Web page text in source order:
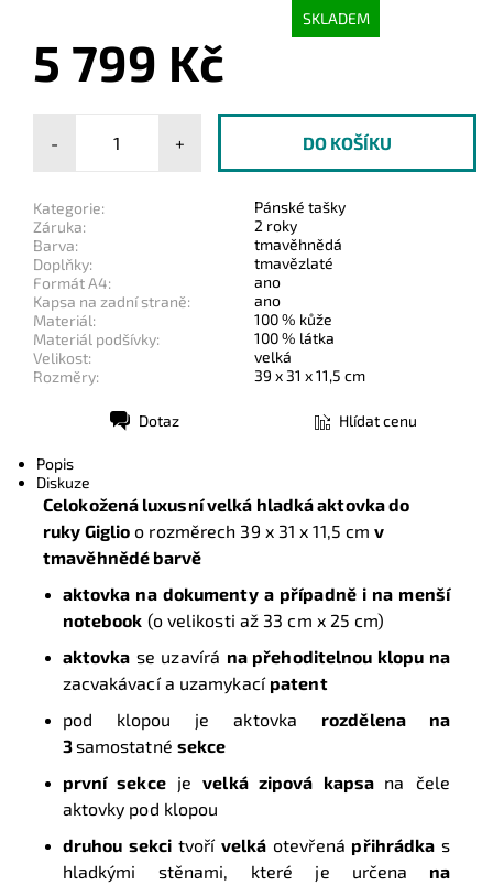
SKLADEM
5 799 Kč
- +
Kategorie:
Pánské tašky
Záruka:
2 roky
Barva:
tmavěhnědá
Doplňky:
tmavězlaté
Formát A4:
ano
Kapsa na zadní straně:
ano
Materiál:
100 % kůže
Materiál podšívky:
100 % látka
Velikost:
velká
Rozměry:
39 x 31 x 11,5 cm
Dotaz Hlídat cenu
Popis
Diskuze
Celokožená luxusní velká hladká aktovka do
ruky Giglio o rozměrech 39 x 31 x 11,5 cm v
tmavěhnědé barvě
aktovka na dokumenty a případně i na menší
notebook (o velikosti až 33 cm x 25 cm)
aktovka se uzavírá na přehoditelnou klopu na
zacvakávací a uzamykací patent
pod klopou je aktovka rozdělena na
3samostatné sekce
první sekcejevelká zipová kapsa na čele
aktovky pod klopou
druhou sekci tvořívelkáotevřená přihrádka s
hladkými stěnami, které je určena na